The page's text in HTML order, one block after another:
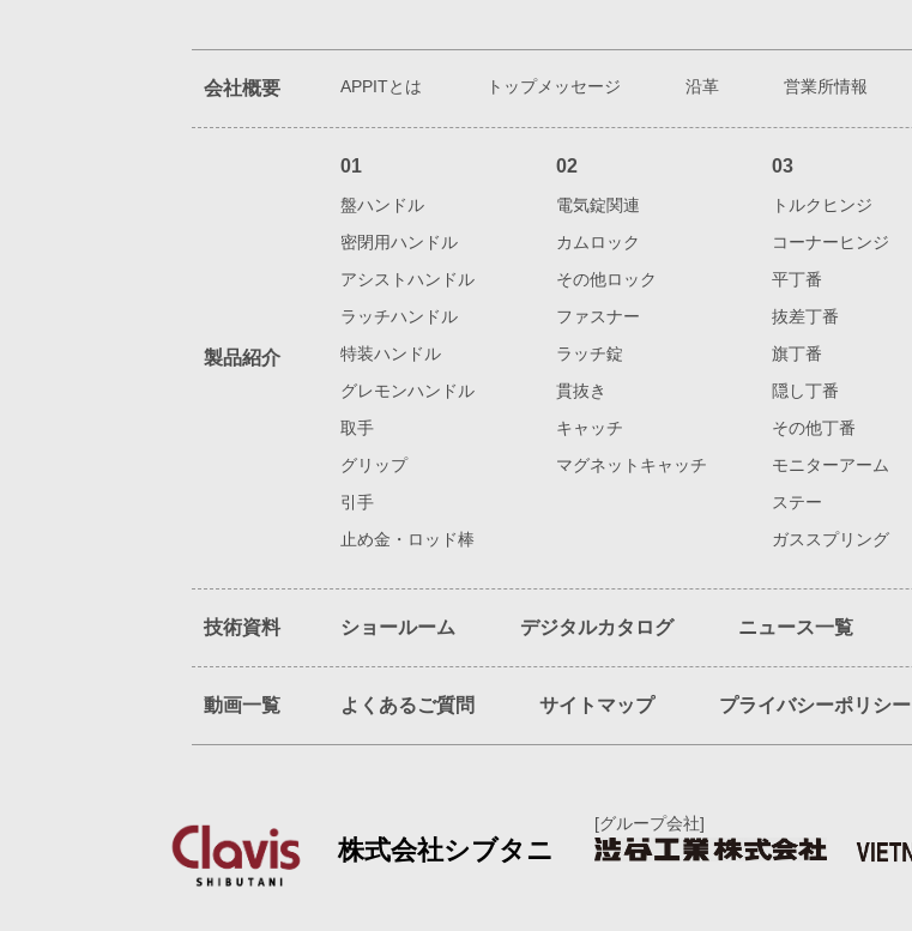
会社概要 APPITとは トップメッセージ 沿革 営業所情報
製品紹介
01
盤ハンドル
密閉用ハンドル
アシストハンドル
ラッチハンドル
特装ハンドル
グレモンハンドル
取手
グリップ
引手
止め金・ロッド棒
02
電気錠関連
カムロック
その他ロック
ファスナー
ラッチ錠
貫抜き
キャッチ
マグネットキャッチ
03
トルクヒンジ
コーナーヒンジ
平丁番
抜差丁番
旗丁番
隠し丁番
その他丁番
モニターアーム
ステー
ガススプリング
技術資料 ショールーム デジタルカタログ ニュース一覧
動画一覧 よくあるご質問 サイトマップ プライバシーポリシー
株式会社シブタニ
[グループ会社]